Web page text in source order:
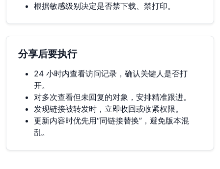
根据敏感级别决定是否禁下载、禁打印。
分享后要执行
24 小时内查看访问记录，确认关键人是否打
开。
对多次查看但未回复的对象，安排精准跟进。
发现链接被转发时，立即收回或收紧权限。
更新内容时优先用“同链接替换”，避免版本混
乱。